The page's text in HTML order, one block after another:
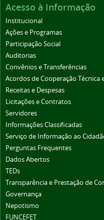
Acesso à Informação
Institucional
Ações e Programas
Participação Social
Auditorias
Convênios e Transferências
Acordos de Cooperação Técnica
Receitas e Despesas
Licitações e Contratos
Servidores
Informações Classificadas
Serviço de Informação ao
Perguntas Frequentes
Dados Abertos
TEDs
Transparência e Prestação de
Governança
Nepotismo
FUNCEFET